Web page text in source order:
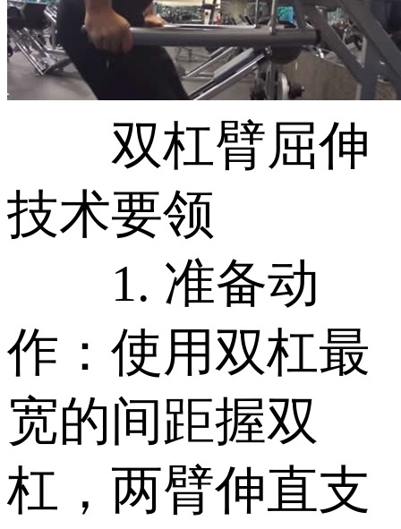
双杠臂屈伸
技术要领
1. 准备动
作：使用双杠最
宽的间距握双
杠，两臂伸直支